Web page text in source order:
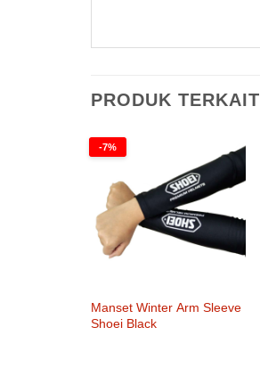
PRODUK TERKAIT
-7%
Manset Winter Arm Sleeve
Shoei Black